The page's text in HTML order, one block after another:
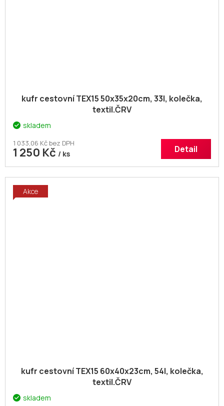
kufr cestovní TEX15 50x35x20cm, 33l, kolečka,
textil.ČRV
skladem
1 033,06 Kč bez DPH
1 250 Kč / ks Detail
Akce
kufr cestovní TEX15 60x40x23cm, 54l, kolečka,
textil.ČRV
skladem